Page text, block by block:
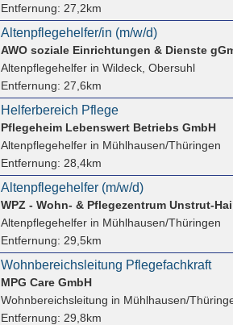
Entfernung: 27,2km
Altenpflegehelfer/in (m/w/d)
Altenpflegehelferin Wildeck, Obersuhl
Entfernung: 27,6km
Helferbereich Pflege
Pflegeheim Lebenswert Betriebs GmbH
Altenpflegehelferin Mühlhausen/Thüringen
Entfernung: 28,4km
Altenpflegehelfer (m/w/d)
Altenpflegehelferin Mühlhausen/Thüringen
Entfernung: 29,5km
Wohnbereichsleitung Pflegefachkraft
MPG Care GmbH
Wohnbereichsleitung in Mühlhausen/
Entfernung: 29,8km